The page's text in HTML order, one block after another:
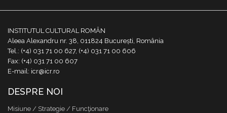
INSTITUTUL CULTURAL ROMÂN
Aleea Alexandru nr. 38, 011824 București, România
Tel.: (+4) 031 71 00 627, (+4) 031 71 00 606
Fax: (+4) 031 71 00 607
E-mail: icr@icr.ro
DESPRE NOI
Misiune / Strategie / Funcţionare